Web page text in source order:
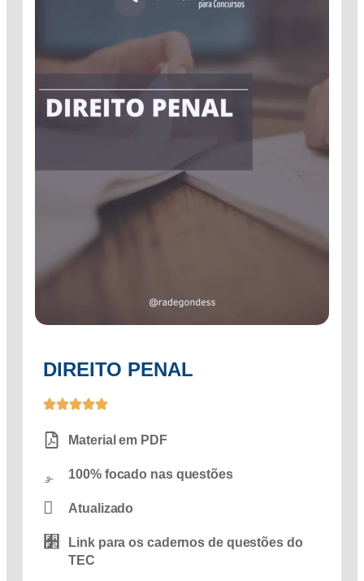
DIREITO PENAL
Material em PDF
100% focado nas questões
Atualizado
Link para os cadernos de questões do
TEC